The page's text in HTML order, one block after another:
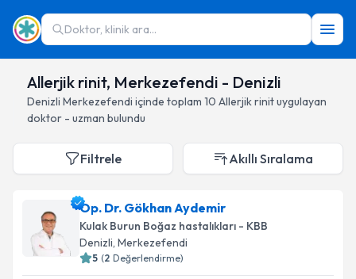
Doktor, klinik ara...
Allerjik rinit, Merkezefendi - Denizli
Denizli Merkezefendi içinde toplam 10 Allerjik rinituygulayan
doktor - uzman bulundu
Filtrele Akıllı Sıralama
Op. Dr. Gökhan Aydemir
Kulak Burun Boğaz hastalıkları - KBB
Denizli, Merkezefendi
5 (2 Değerlendirme)